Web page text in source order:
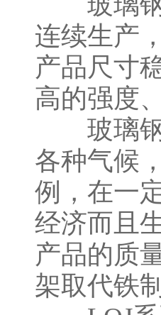
连续生产
产品尺寸
高的强度
玻璃钢
各种气候
例，在一
经济而且
产品的质
架取代铁